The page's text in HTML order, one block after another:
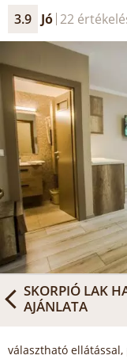
3.9 Jó 22
SKORPIÓ LAK
AJÁNLATA
választható ellátással,